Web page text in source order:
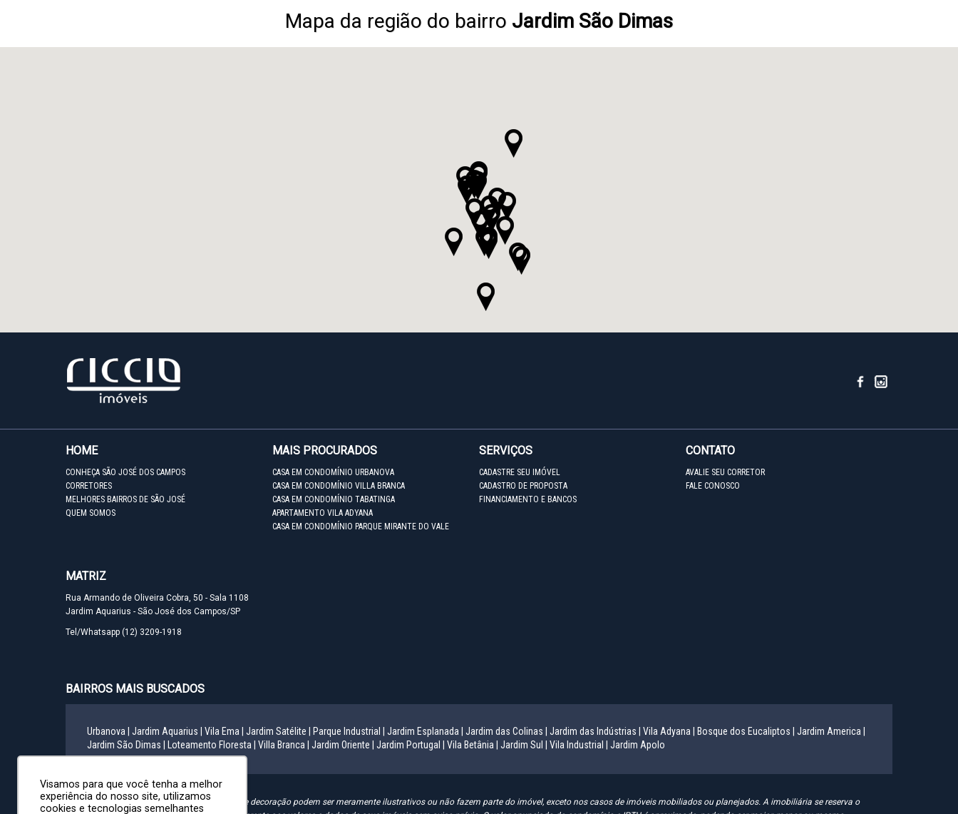
Mapa da região do bairro Jardim São Dimas
HOME
CONHEÇA SÃO JOSÉ DOS CAMPOS
CORRETORES
MELHORES BAIRROS DE SÃO JOSÉ
QUEM SOMOS
MAIS PROCURADOS
CASA EM CONDOMÍNIO URBANOVA
CASA EM CONDOMÍNIO VILLA BRANCA
CASA EM CONDOMÍNIO TABATINGA
APARTAMENTO VILA ADYANA
CASA EM CONDOMÍNIO PARQUE MIRANTE DO VALE
SERVIÇOS
CADASTRE SEU IMÓVEL
CADASTRO DE PROPOSTA
FINANCIAMENTO E BANCOS
CONTATO
AVALIE SEU CORRETOR
FALE CONOSCO
MATRIZ
Rua Armando de Oliveira Cobra, 50 - Sala 1108
Jardim Aquarius - São José dos Campos/SP
Tel/Whatsapp (12) 3209-1918
BAIRROS MAIS BUSCADOS
Urbanova | Jardim Aquarius | Vila Ema | Jardim Satélite | Parque Industrial | Jardim Esplanada | Jardim das Colinas | Jardim das Indústrias | Vila Adyana | Bosque dos Eucaliptos |
Jardim America |
Jardim São Dimas |
Loteamento Floresta | Villa Branca | Jardim Oriente | Jardim Portugal | Vila Betânia | Jardim Sul | Vila Industrial | Jardim Apolo
"Informamos que as mobílias e artigos de decoração podem ser meramente ilustrativos ou não fazem parte do imóvel, exceto nos casos de imóveis mobiliados ou planejados. A imobiliária se reserva o
Visamos para que você tenha a melhor
experiência do nosso site, utilizamos
cookies e tecnologias semelhantes